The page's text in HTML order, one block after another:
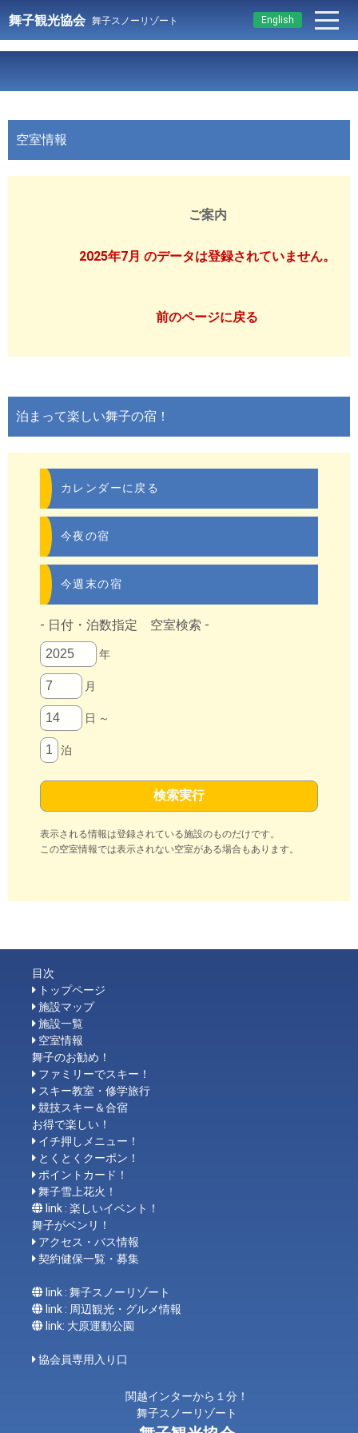
English
舞子観光協会 舞子スノーリゾート
空室情報
ご案内
2025年7月 のデータは登録されていません。
前のページに戻る
泊まって楽しい舞子の宿！
カレンダーに戻る
今夜の宿
今週末の宿
- 日付・泊数指定 空室検索 -
年
月
日 ～
泊
表示される情報は登録されている施設のものだけです。
この空室情報では表示されない空室がある場合もあります。
目次
トップページ
施設マップ
施設一覧
空室情報
舞子のお勧め！
ファミリーでスキー！
スキー教室・修学旅行
競技スキー＆合宿
お得で楽しい！
イチ押しメニュー！
とくとくクーポン！
ポイントカード！
舞子雪上花火！
link : 楽しいイベント！
舞子がベンリ！
アクセス・バス情報
契約健保一覧・募集
link : 舞子スノーリゾート
link : 周辺観光・グルメ情報
link: 大原運動公園
協会員専用入り口
関越インターから１分！
舞子スノーリゾート